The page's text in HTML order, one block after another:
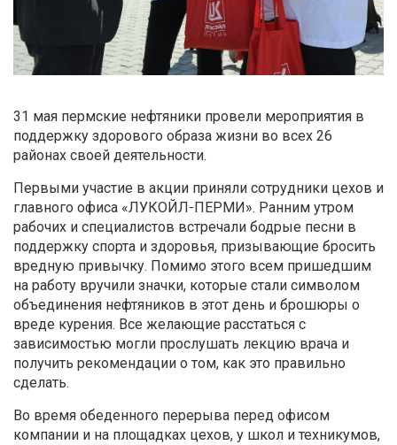
31 мая пермские нефтяники провели мероприятия в
поддержку здорового образа жизни во всех 26
районах своей деятельности.
Первыми участие в акции приняли сотрудники цехов и
главного офиса «ЛУКОЙЛ-ПЕРМИ». Ранним утром
рабочих и специалистов встречали бодрые песни в
поддержку спорта и здоровья, призывающие бросить
вредную привычку. Помимо этого всем пришедшим
на работу вручили значки, которые стали символом
объединения нефтяников в этот день и брошюры о
вреде курения. Все желающие расстаться с
зависимостью могли прослушать лекцию врача и
получить рекомендации о том, как это правильно
сделать.
Во время обеденного перерыва перед офисом
компании и на площадках цехов, у школ и техникумов,